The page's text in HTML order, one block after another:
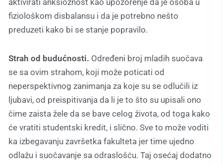
aktivirati anksioznost kao upozorenje da je osoba u
fiziološkom disbalansu i da je potrebno nešto
preduzeti kako bi se stanje popravilo.
Strah od budućnosti. Određeni broj mladih suočava
se sa ovim strahom, koji može poticati od
neperspektivnog zanimanja za koje su se odlučili iz
ljubavi, od preispitivanja da li je to što su upisali ono
čime zaista žele da se bave celog života, od toga kako
će vratiti studentski kredit, i slično. Sve to može voditi
ka izbegavanju završetka fakulteta jer time ujedno
odlažu i suočavanje sa odraslošću. Taj osećaj dodatno